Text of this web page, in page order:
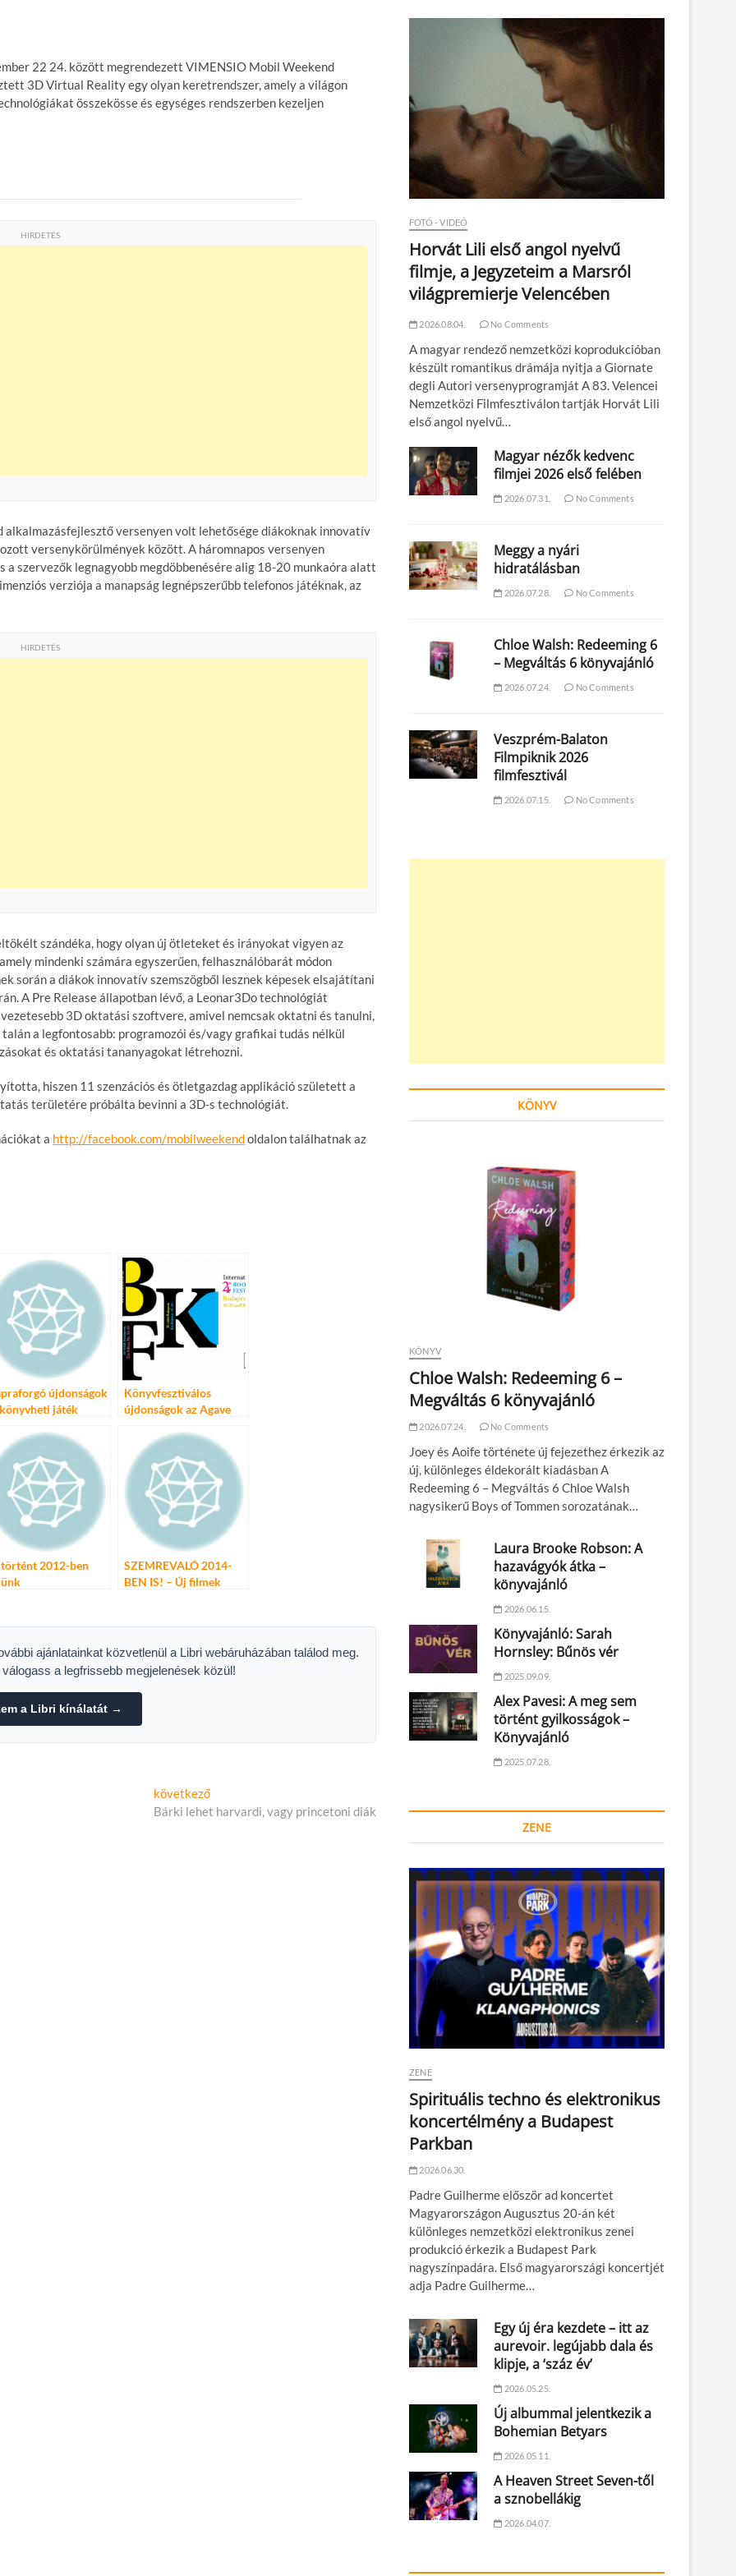
22 24. között megrendezett VIMENSIO Mobil Weekend
3D Virtual Reality egy olyan keretrendszer, amely a világon
összekösse és egységes rendszerben kezeljen
HIRDETÉS
versenyen volt lehetősége diákoknak innovatív
versenykörülmények között. A háromnapos versenyen
szervezők legnagyobb megdöbbenésére alig 18-20 munkaóra alatt
verziója a manapság legnépszerűbb telefonos játéknak, az
HIRDETÉS
szándéka, hogy olyan új ötleteket és irányokat vigyen az
mindenki számára egyszerűen, felhasználóbarát módon
során a diákok innovatív szemszögből lesznek képesek elsajátítani
A Pre Release állapotban lévő, a Leonar3Do technológiát
3D oktatási szoftvere, amivel nemcsak oktatni és tanulni,
a legfontosabb: programozói és/vagy grafikai tudás nélkül
és oktatási tananyagokat létrehozni.
hiszen 11 szenzációs és ötletgazdag applikáció született a
területére próbálta bevinni a 3D-s technológiát.
a http://facebook.com/mobilweekendoldalon találhatnak az
újdonságok
játék
Könyvfesztiválos
újdonságok az Agave
történt 2012-ben
SZEMREVALÓ 2014-
BEN IS! – Új filmek
ajánlatainkat közvetlenül a Libri webáruházában találod meg.
a legfrissebb megjelenések közül!
a Libri kínálatát →
következőKövetkező
cikk:
Bárki lehet harvardi, vagy princetoni diák
FOTÓ - VIDEÓ
Horvát Lili első angol nyelvű
filmje, a Jegyzeteim a Marsról
világpremierje Velencében
2026.08.04. No Comments
A magyar rendező nemzetközi koprodukcióban
készült romantikus drámája nyitja a Giornate
degli Autori versenyprogramját A 83. Velencei
Nemzetközi Filmfesztiválon tartják Horvát Lili
első angol nyelvű…
Magyar nézők kedvenc
filmjei 2026 első felében
2026.07.31. No Comments
Meggy a nyári
hidratálásban
2026.07.28. No Comments
Chloe Walsh: Redeeming 6
– Megváltás 6 könyvajánló
2026.07.24. No Comments
Veszprém-Balaton
Filmpiknik 2026
filmfesztivál
2026.07.15. No Comments
KÖNYV
KÖNYV
Chloe Walsh: Redeeming 6 –
Megváltás 6 könyvajánló
2026.07.24. No Comments
Joey és Aoife története új fejezethez érkezik az
új, különleges éldekorált kiadásban A
Redeeming 6 – Megváltás 6 Chloe Walsh
nagysikerű Boys of Tommen sorozatának…
Laura Brooke Robson: A
hazavágyók átka –
könyvajánló
2026.06.15.
Könyvajánló: Sarah
Hornsley: Bűnös vér
2025.09.09.
Alex Pavesi: A meg sem
történt gyilkosságok –
Könyvajánló
2025.07.28.
ZENE
ZENE
Spirituális techno és elektronikus
koncertélmény a Budapest
Parkban
2026.06.30.
Padre Guilherme először ad koncertet
Magyarországon Augusztus 20-án két
különleges nemzetközi elektronikus zenei
produkció érkezik a Budapest Park
nagyszínpadára. Első magyarországi koncertjét
adja Padre Guilherme…
Egy új éra kezdete – itt az
aurevoir. legújabb dala és
klipje, a ‘száz év’
2026.05.25.
Új albummal jelentkezik a
Bohemian Betyars
2026.05.11.
A Heaven Street Seven-től
a sznobellákig
2026.04.07.